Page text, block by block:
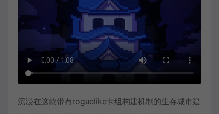
沉浸在这款带有roguelike卡组构建机制的生存城市建